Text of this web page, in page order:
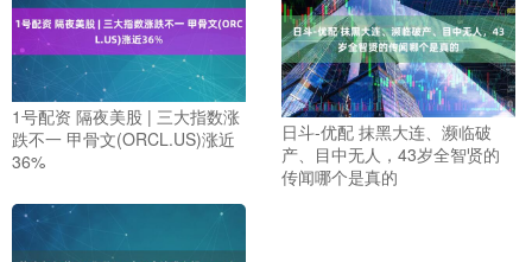
1号配资 隔夜美股 | 三大指数涨
跌不一 甲骨文(ORCL.US)涨近
36%
日斗-优配 抹黑大连、濒临破
产、目中无人，43岁全智贤的
传闻哪个是真的